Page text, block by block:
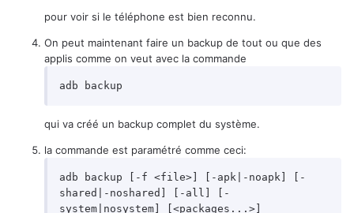
pour voir si le téléphone est bien reconnu.
On peut maintenant faire un backup de tout ou que des
applis comme on veut avec la commande
qui va créé un backup complet du système.
la commande est paramétré comme ceci:
adb backup [-f <file>] [-apk|-noapk] [-
shared|-noshared] [-all] [-